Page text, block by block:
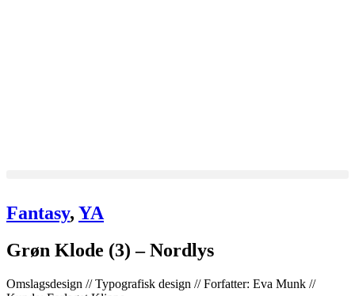
Fantasy, YA
Grøn Klode (3) – Nordlys
Omslagsdesign // Typografisk design // Forfatter: Eva Munk //